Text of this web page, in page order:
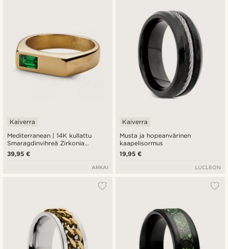
Mediterranean | 14K kullattu
Smaragdinvihreä Zirkonia
Sinettisormus
Kaiverra
39,95 €
ARKAI
Musta ja hopeanvärinen
kaapelisormus
Kaiverra
19,95 €
LUCLEON